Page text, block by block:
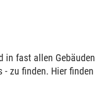
in fast allen Gebäuden
- zu finden. Hier finden